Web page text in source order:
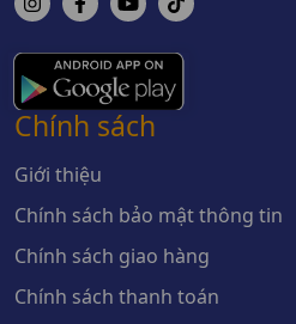
Chính sách
Giới thiệu
Chính sách bảo mật thông tin
Chính sách giao hàng
Chính sách thanh toán